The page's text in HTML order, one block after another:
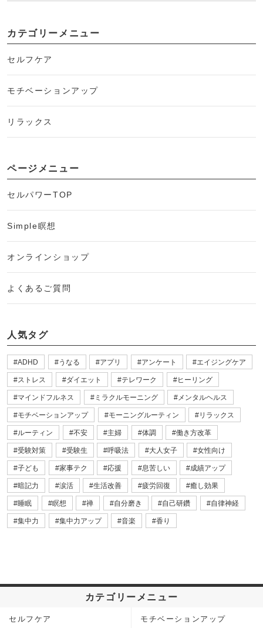
カテゴリーメニュー
セルフケア
モチベーションアップ
リラックス
ページメニュー
セルパワーTOP
Simple瞑想
オンラインショップ
よくあるご質問
人気タグ
ADHD うなる アプリ アンケート エイジングケア
ストレス ダイエット テレワーク ヒーリング
マインドフルネス ミラクルモーニング メンタルヘルス
モチベーションアップ モーニングルーティン リラックス
ルーティン 不安 主婦 体調 働き方改革
受験対策 受験生 呼吸法 大人女子 女性向け
子ども 家事テク 応援 息苦しい 成績アップ
暗記力 涙活 生活改善 疲労回復 癒し効果
睡眠 瞑想 禅 自分磨き 自己研鑽 自律神経
集中力 集中力アップ 音楽 香り
カテゴリーメニュー
セルフケア モチベーションアップ